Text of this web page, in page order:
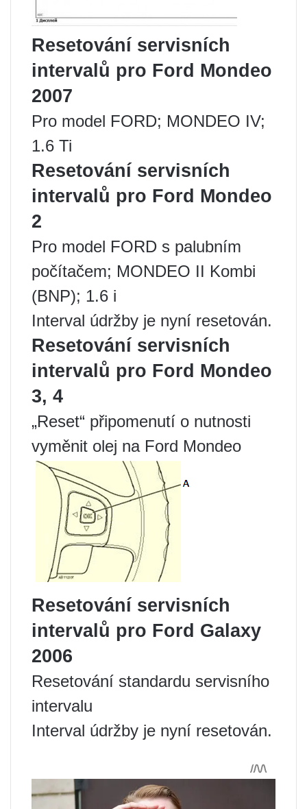
Resetování servisních
intervalů pro Ford Mondeo
2007
Pro model FORD; MONDEO IV;
1.6 Ti
Resetování servisních
intervalů pro Ford Mondeo
2
Pro model FORD s palubním
počítačem; MONDEO II Kombi
(BNP); 1.6 i
Interval údržby je nyní resetován.
Resetování servisních
intervalů pro Ford Mondeo
3, 4
„Reset“ připomenutí o nutnosti
vyměnit olej na Ford Mondeo
Resetování servisních
intervalů pro Ford Galaxy
2006
Resetování standardu servisního
intervalu
Interval údržby je nyní resetován.